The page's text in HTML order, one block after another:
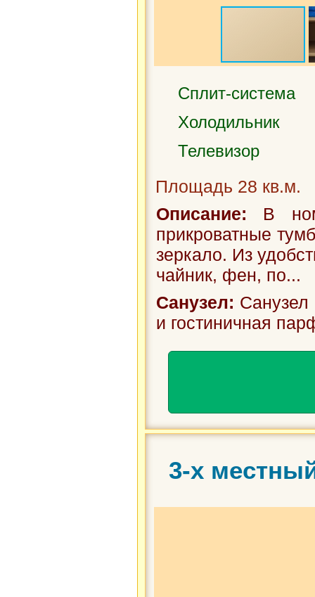
Сплит-система
Холодильник
Телевизор
Площадь 28 кв.м.
Описание: В
прикроватные
зеркало. Из
чайник, фен, по...
Санузел:
и гостиничная
3-х